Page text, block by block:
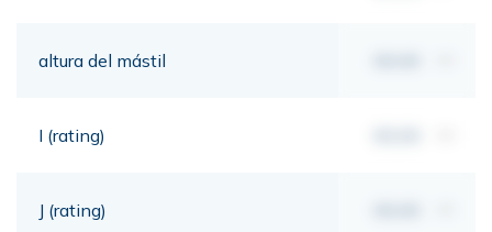
altura del mástil
I (rating)
J (rating)